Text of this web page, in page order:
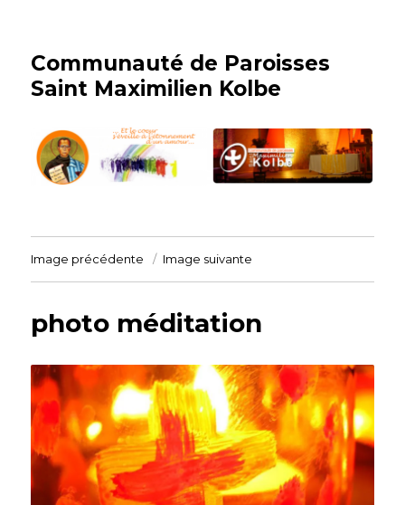
Communauté de Paroisses
Saint Maximilien Kolbe
Image précédente Image suivante
photo méditation